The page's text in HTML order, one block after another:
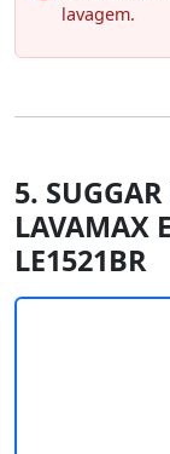
lavagem.
5.
LAVAMAX
LE1521BR